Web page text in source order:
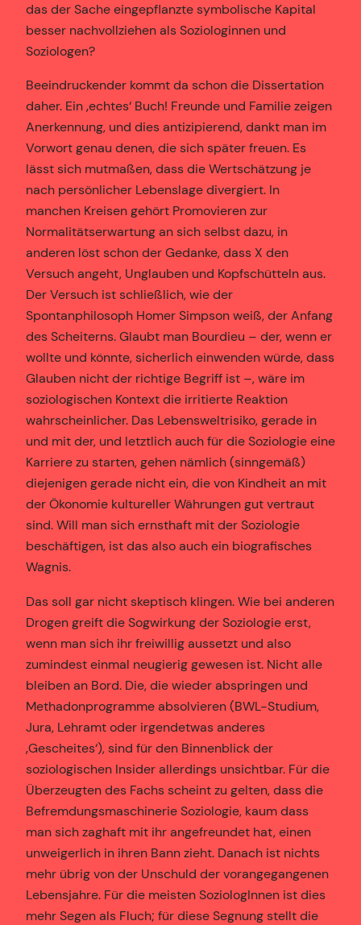
das der Sache eingepflanzte symbolische Kapital
besser nachvollziehen als Soziologinnen und
Soziologen?
Beeindruckender kommt da schon die Dissertation
daher. Ein ‚echtes‘ Buch! Freunde und Familie zeigen
Anerkennung, und dies antizipierend, dankt man im
Vorwort genau denen, die sich später freuen. Es
lässt sich mutmaßen, dass die Wertschätzung je
nach persönlicher Lebenslage divergiert. In
manchen Kreisen gehört Promovieren zur
Normalitätserwartung an sich selbst dazu, in
anderen löst schon der Gedanke, dass X den
Versuch angeht, Unglauben und Kopfschütteln aus.
Der Versuch ist schließlich, wie der
Spontanphilosoph Homer Simpson weiß, der Anfang
des Scheiterns. Glaubt man Bourdieu – der, wenn er
wollte und könnte, sicherlich einwenden würde, dass
Glauben nicht der richtige Begriff ist –, wäre im
soziologischen Kontext die irritierte Reaktion
wahrscheinlicher. Das Lebensweltrisiko, gerade in
und mit der, und letztlich auch für die Soziologie eine
Karriere zu starten, gehen nämlich (sinngemäß)
diejenigen gerade nicht ein, die von Kindheit an mit
der Ökonomie kultureller Währungen gut vertraut
sind. Will man sich ernsthaft mit der Soziologie
beschäftigen, ist das also auch ein biografisches
Wagnis.
Das soll gar nicht skeptisch klingen. Wie bei anderen
Drogen greift die Sogwirkung der Soziologie erst,
wenn man sich ihr freiwillig aussetzt und also
zumindest einmal neugierig gewesen ist. Nicht alle
bleiben an Bord. Die, die wieder abspringen und
Methadonprogramme absolvieren (BWL-Studium,
Jura, Lehramt oder irgendetwas anderes
‚Gescheites‘), sind für den Binnenblick der
soziologischen Insider allerdings unsichtbar. Für die
Überzeugten des Fachs scheint zu gelten, dass die
Befremdungsmaschinerie Soziologie, kaum dass
man sich zaghaft mit ihr angefreundet hat, einen
unweigerlich in ihren Bann zieht. Danach ist nichts
mehr übrig von der Unschuld der vorangegangenen
Lebensjahre. Für die meisten SoziologInnen ist dies
mehr Segen als Fluch; für diese Segnung stellt die